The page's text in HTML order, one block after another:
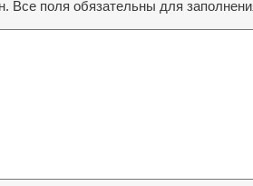
Все поля обязательны для